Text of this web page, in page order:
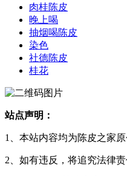
肉桂陈皮
晚上喝
抽烟喝陈皮
染色
社德陈皮
桂花
站点声明：
1、本站内容均为陈皮之家
2、如有违反，将追究法律责